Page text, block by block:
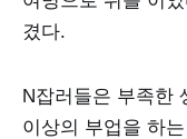
겼다.
N잡러들은 부족한
이상의 부업을 하